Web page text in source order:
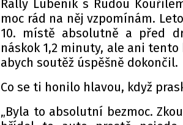
Rally Lubenik s Rudou
moc rád na něj vzpomínám.
10. místě absolutně a před
náskok 1,2 minuty, ale ani
abych soutěž úspěšně dokončil.
Co se ti honilo hlavou, když
„Byla to absolutní bezmoc.